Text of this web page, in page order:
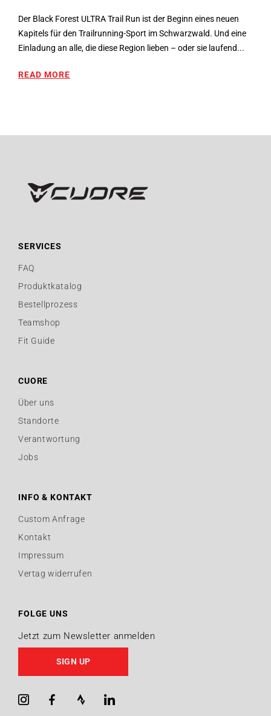
Der Black Forest ULTRA Trail Run ist der Beginn eines neuen
Kapitels für den Trailrunning-Sport im Schwarzwald. Und eine
Einladung an alle, die diese Region lieben – oder sie laufend...
READ MORE
SERVICES
FAQ
Produktkatalog
Bestellprozess
Teamshop
Fit Guide
CUORE
Über uns
Standorte
Verantwortung
Jobs
INFO & KONTAKT
Custom Anfrage
Kontakt
Impressum
Vertag widerrufen
FOLGE UNS
Jetzt zum Newsletter anmelden
SIGN UP
InstagramFacebookStrava LinkedIn